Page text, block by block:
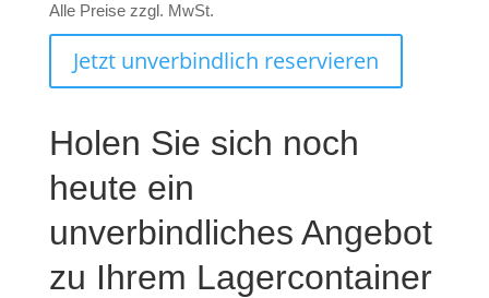
Alle Preise zzgl. MwSt.
Jetzt unverbindlich reservieren
Holen Sie sich noch
heute ein
unverbindliches Angebot
zu Ihrem Lagercontainer